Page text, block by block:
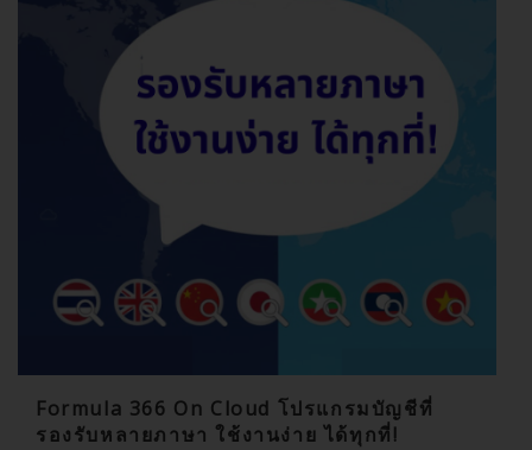
Formula 366 On Cloud โปรแกรมบัญชีที่
รองรับหลายภาษา ใช้งานง่าย ได้ทุกที่!